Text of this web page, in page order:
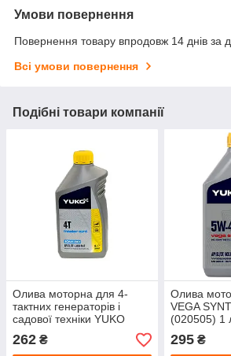
Умови повернення
Повернення товару впродовж 14 днів за
Всі умови повернення
Подібні товари компанії
Олива моторна для 4-
тактних генераторів і
садової техніки YUKO
MASTER SYNT 4T 10W-30
(010215) 1 л
262 ₴
Олива
VEGA
(020505) 1
295₴